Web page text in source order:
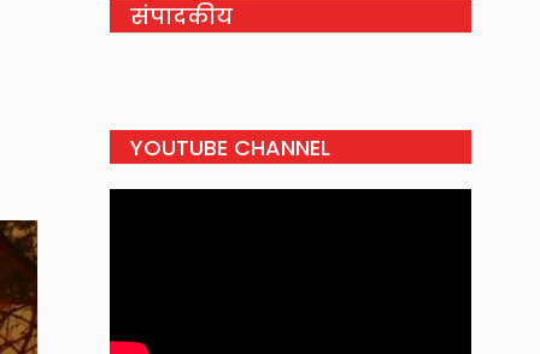
संपादकीय
YOUTUBE CHANNEL